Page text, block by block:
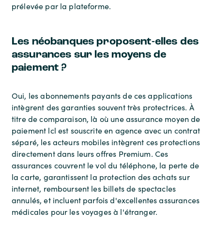
prélevée par la plateforme.
Les néobanques proposent-elles des
assurances sur les moyens de
paiement ?
Oui, les abonnements payants de ces applications
intègrent des garanties souvent très protectrices. À
titre de comparaison, là où une assurance moyen de
paiement lcl est souscrite en agence avec un contrat
séparé, les acteurs mobiles intègrent ces protections
directement dans leurs offres Premium. Ces
assurances couvrent le vol du téléphone, la perte de
la carte, garantissent la protection des achats sur
internet, remboursent les billets de spectacles
annulés, et incluent parfois d'excellentes assurances
médicales pour les voyages à l'étranger.